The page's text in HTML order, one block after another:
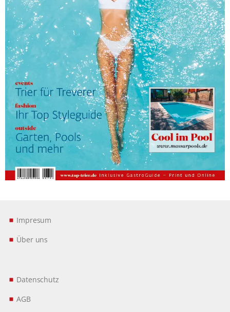
Impresum
Über uns
Datenschutz
AGB